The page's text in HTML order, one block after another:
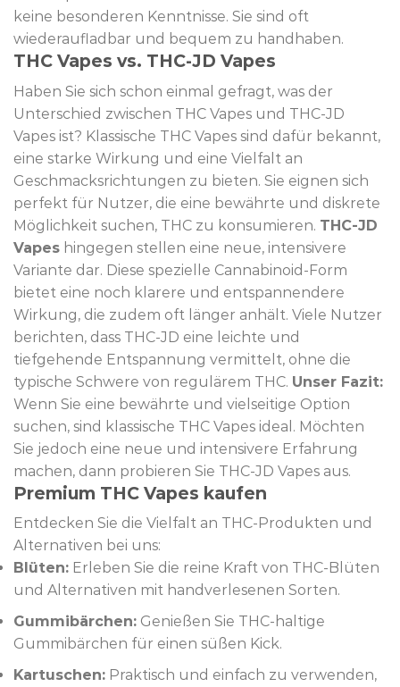
keine besonderen Kenntnisse. Sie sind oft
wiederaufladbar und bequem zu handhaben.
THC Vapes vs. THC-JD Vapes
Haben Sie sich schon einmal gefragt, was der
Unterschied zwischen THC Vapes und THC-JD
Vapes ist? Klassische THC Vapes sind dafür bekannt,
eine starke Wirkung und eine Vielfalt an
Geschmacksrichtungen zu bieten. Sie eignen sich
perfekt für Nutzer, die eine bewährte und diskrete
Möglichkeit suchen, THC zu konsumieren. THC-JD
Vapes hingegen stellen eine neue, intensivere
Variante dar. Diese spezielle Cannabinoid-Form
bietet eine noch klarere und entspannendere
Wirkung, die zudem oft länger anhält. Viele Nutzer
berichten, dass THC-JD eine leichte und
tiefgehende Entspannung vermittelt, ohne die
typische Schwere von regulärem THC. Unser Fazit:
Wenn Sie eine bewährte und vielseitige Option
suchen, sind klassische THC Vapes ideal. Möchten
Sie jedoch eine neue und intensivere Erfahrung
machen, dann probieren Sie THC-JD Vapes aus.
Premium THC Vapes kaufen
Entdecken Sie die Vielfalt an THC-Produkten und
Alternativen bei uns:
Blüten: Erleben Sie die reine Kraft von THC-Blüten
und Alternativen mit handverlesenen Sorten.
Gummibärchen: Genießen Sie THC-haltige
Gummibärchen für einen süßen Kick.
Kartuschen: Praktisch und einfach zu verwenden,